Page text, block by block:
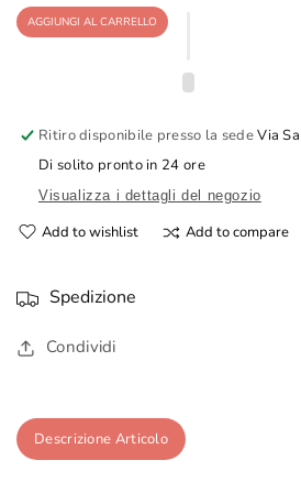
Moka
caffè
presepe
per
Moka
presepe
AGGIUNGI AL CARRELLO
Ritiro disponibile presso la sedeVia
Di solito pronto in 24 ore
Visualizza i dettagli del negozio
Add to wishlist Add to compare
Spedizione
Condividi
Descrizione Articolo